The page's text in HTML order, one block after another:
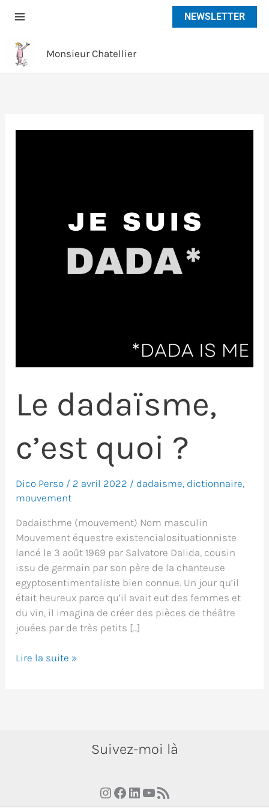
NEWSLETTER
Monsieur Chatellier
Le dadaïsme,
c’est quoi ?
Dico Perso / 2 avril 2022 / dadaisme, dictionnaire,
mouvement
Dadaisthme (mouvement) Nom masculin
Mouvement équestre existencialosituationniste
lancé le 3 août 1969 par Salvatore Dalida, cousin
issu de germain par son père de la chanteuse
egyptosentimentaliste bien connue. Un jour qu’il
était heureux parce qu’il avait eut des femmes et
du vin, il imagina de créer des pièces de théâtre
jouées par de très petits […]
Le
Lire la suite »
Suivez-moi là
Instagram
Facebook
LinkedIn
YouTube
RSS Feed